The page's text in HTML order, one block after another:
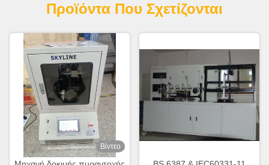
Προϊόντα Που Σχετίζονται
Βίντεο